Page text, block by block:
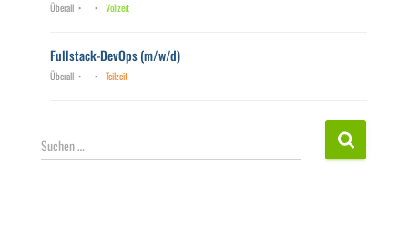
Überall Vollzeit
Fullstack-DevOps (m/w/d)
Überall Teilzeit
S
u
Suchen …